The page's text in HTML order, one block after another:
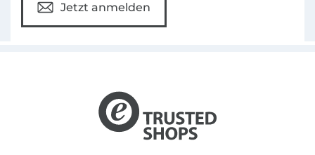
Jetzt anmelden